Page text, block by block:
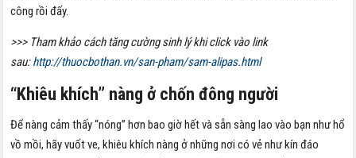
công rồi đấy.
>>> Tham khảo cách tăng cường sinh lý khi click vào link
sau:http://thuocbothan.vn/san-pham/sam-alipas.html
“Khiêu khích” nàng ở chốn đông người
Để nàng cảm thấy “nóng” hơn bao giờ hết và sẵn sàng lao vào bạn như hổ
vồ mồi, hãy vuốt ve, khiêu khích nàng ở những nơi có vẻ như kín đáo